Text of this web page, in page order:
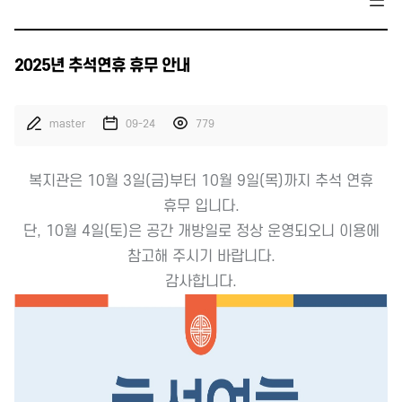
2025년 추석연휴 휴무 안내
master 09-24 779
복지관은 10월 3일(금)부터 10월 9일(목)까지 추석 연휴
휴무 입니다.
단, 10월 4일(토)은 공간 개방일로 정상 운영되오니 이용에
참고해 주시기 바랍니다.
감사합니다.